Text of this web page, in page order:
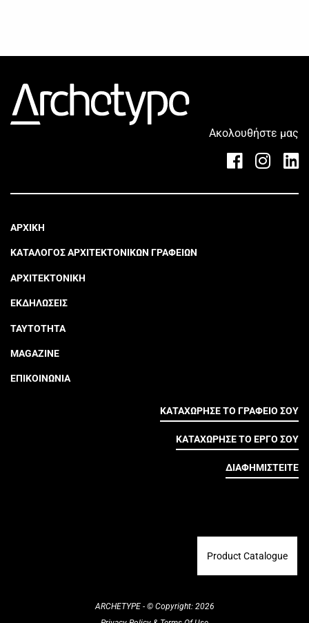
Ακολουθήστε μας
ΑΡΧΙΚΗ
ΚΑΤΑΛΟΓΟΣ ΑΡΧΙΤΕΚΤΟΝΙΚΩΝ ΓΡΑΦΕΙΩΝ
ΑΡΧΙΤΕΚΤΟΝΙΚΗ
ΕΚΔΗΛΩΣΕΙΣ
ΤΑΥΤΟΤΗΤΑ
MAGAZINE
ΕΠΙΚΟΙΝΩΝΙΑ
ΚΑΤΑΧΩΡΗΣΕ ΤΟ ΓΡΑΦΕΙΟ ΣΟΥ
ΚΑΤΑΧΩΡΗΣΕ ΤΟ ΕΡΓΟ ΣΟΥ
ΔΙΑΦΗΜΙΣΤΕΙΤΕ
Product Catalogue
ARCHETYPE - © Copyright: 2026